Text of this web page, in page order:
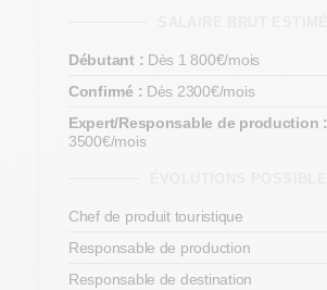
Débutant : Dès 1 800€/mois
Confirmé : Dès 2300€/mois
Expert/Responsable de production :
3500€/mois
Chef de produit touristique
Responsable de production
Responsable de destination